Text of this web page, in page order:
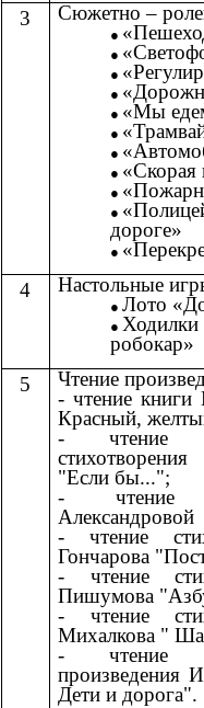
3
Сюжетно –
«Мы
дороге»
4
Настольные
Лото
робокар»
5
Чтение
- чтение
Красный,
- чтение
"Если бы...";
- чтение
Александровой
- чтение
Гончарова
- чтение
Пишумова
- чтение
Михалкова "
- чтение
произведения
Дети и дорога".